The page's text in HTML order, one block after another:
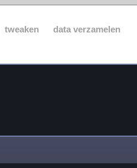
tweaken
data verzamelen